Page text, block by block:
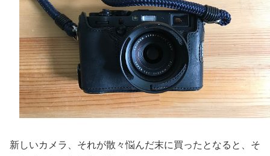
新しいカメラ、それが散々悩んだ末に買ったとなると、そ